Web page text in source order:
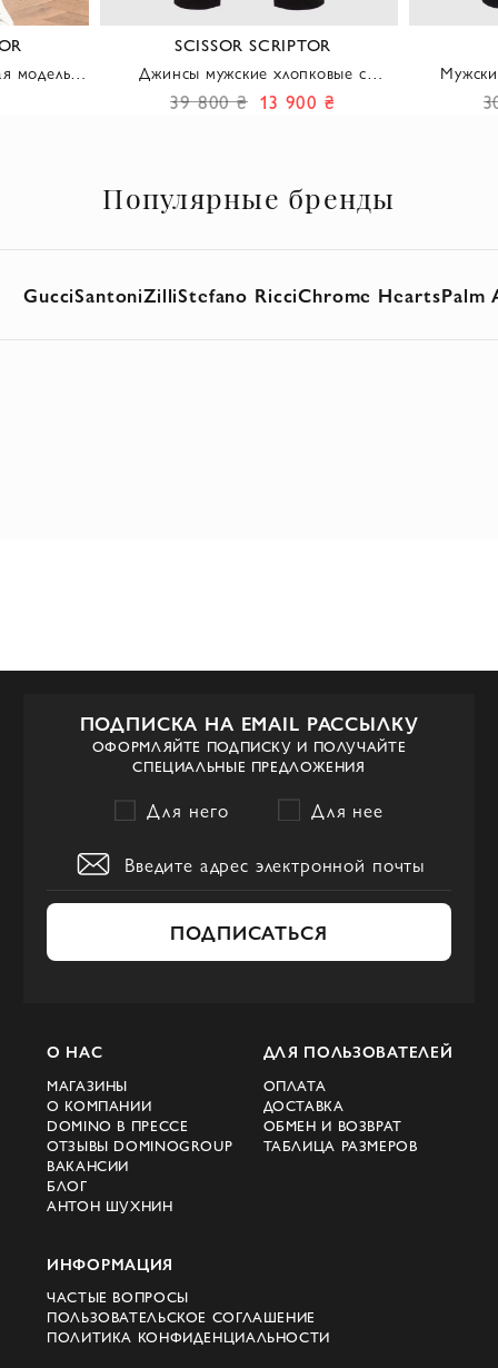
модель
SCISSOR SCRIPTOR
Джинсы мужские хлопковые с
коричневым оттенком и
39 800 ₴ 13 900 ₴
денима
Популярные бренды
GucciSantoniZilliStefano RicciChrome HeartsPalm
ПОДПИСКА НА EMAIL РАССЫЛКУ
ОФОРМЛЯЙТЕ ПОДПИСКУ И ПОЛУЧАЙТЕ
СПЕЦИАЛЬНЫЕ ПРЕДЛОЖЕНИЯ
Для него Для нее
ПОДПИСАТЬСЯ
О НАС
МАГАЗИНЫ
О КОМПАНИИ
DOMINO В ПРЕССЕ
ОТЗЫВЫ DOMINOGROUP
ВАКАНСИИ
БЛОГ
АНТОН ШУХНИН
ДЛЯ ПОЛЬЗОВАТЕЛЕЙ
ОПЛАТА
ДОСТАВКА
ОБМЕН И ВОЗВРАТ
ТАБЛИЦА РАЗМЕРОВ
ИНФОРМАЦИЯ
ЧАСТЫЕ ВОПРОСЫ
ПОЛЬЗОВАТЕЛЬСКОЕ СОГЛАШЕНИЕ
ПОЛИТИКА КОНФИДЕНЦИАЛЬНОСТИ